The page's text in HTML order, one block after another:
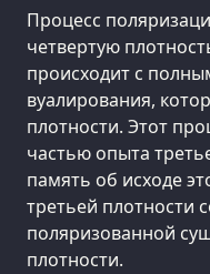
Процесс
четвертую
происходит с
вуалирования,
плотности. Этот
частью опыта
память об исходе
третьей
поляризованной
плотности.